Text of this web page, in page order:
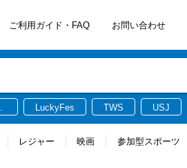
ご利用ガイド・FAQ お問い合わせ
LuckyFes TWS USJ
レジャー 映画 参加型スポーツ